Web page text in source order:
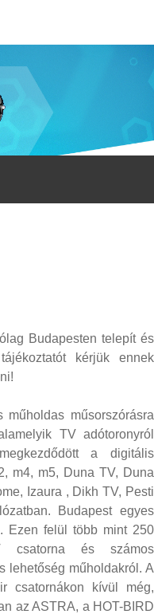
Budapesten telepít és
kérjük ennek
műsorszórásra
TV adótoronyról
a digitális
m4, m5, Duna TV, Duna
Izaura , Dikh TV, Pesti
Budapest egyes
Ezen felül több mint 250
csatorna és számos
lehetőség műholdakról. A
csatornákon kívül még,
az ASTRA, a HOT-BIRD